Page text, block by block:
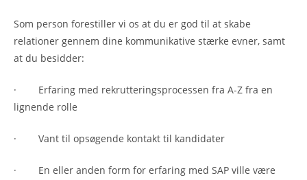
Som person forestiller vi os at du er god til at skabe
relationer gennem dine kommunikative stærke evner, samt
at du besidder:
· Erfaring med rekrutteringsprocessen fra A-Z fra en
lignende rolle
· Vant til opsøgende kontakt til kandidater
· En eller anden form for erfaring med SAP ville være